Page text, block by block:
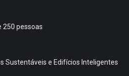
250 pessoas
Sustentáveis e Edifícios Inteligentes